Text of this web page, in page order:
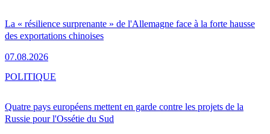
La « résilience surprenante » de l'Allemagne face à la forte hausse
des exportations chinoises
07.08.2026
Quatre pays européens mettent en garde contre les projets de la
Russie pour l'Ossétie du Sud
POLITIQUE